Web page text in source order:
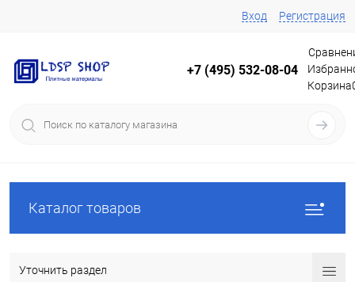
Вход Регистрация
+7 (495) 532-08-04
Корзина
Каталог товаров
Уточнить раздел